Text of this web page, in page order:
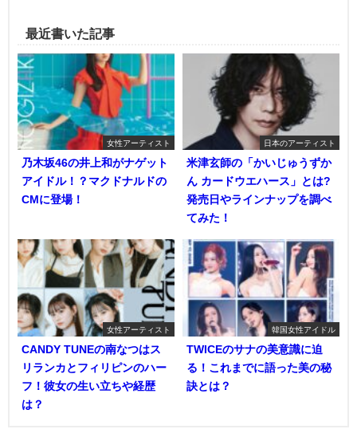
最近書いた記事
女性アーティスト
乃木坂46の井上和がナゲット
アイドル！？マクドナルドの
CMに登場！
日本のアーティスト
米津玄師の「かいじゅうずか
ん カードウエハース」とは?
発売日やラインナップを調べ
てみた！
女性アーティスト
CANDY TUNEの南なつはス
リランカとフィリピンのハー
フ！彼女の生い立ちや経歴
は？
韓国女性アイドル
TWICEのサナの美意識に迫
る！これまでに語った美の秘
訣とは？